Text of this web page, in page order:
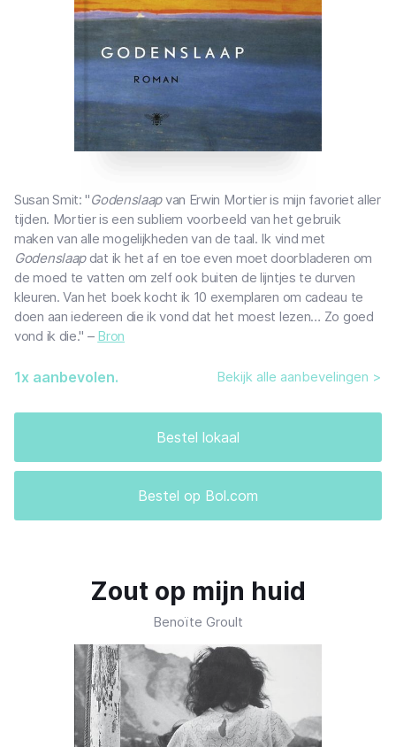
Susan Smit: "Godenslaapvan Erwin Mortier is mijn favoriet aller
tijden. Mortier is een subliem voorbeeld van het gebruik
maken van alle mogelijkheden van de taal. Ik vind met
Godenslaapdat ik het af en toe even moet doorbladeren om
de moed te vatten om zelf ook buiten de lijntjes te durven
kleuren. Van het boek kocht ik 10 exemplaren om cadeau te
doen aan iedereen die ik vond dat het moest lezen… Zo goed
vond ik die." – Bron
Bestel lokaal
Bestel op Bol.com
1x aanbevolen. Bekijk alle aanbevelingen >
Zout op mijn huid
Benoïte Groult